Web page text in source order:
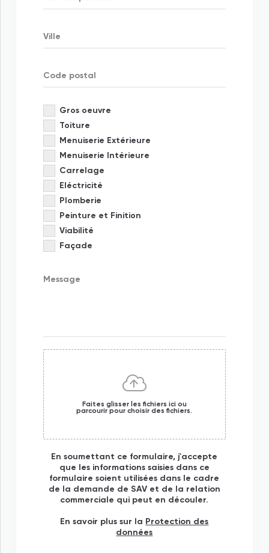
Gros oeuvre
Toiture
Menuiserie Extérieure
Menuiserie Intérieure
Carrelage
Eléctricité
Plomberie
Peinture et Finition
Viabilité
Façade
Faites glisser les fichiers ici ou
parcourir pour choisir des fichiers.
En soumettant ce formulaire, j'accepte
que les informations saisies dans ce
formulaire soient utilisées dans le cadre
de la demande de SAV et de la relation
commerciale qui peut en découler.
En savoir plus sur la Protection des
données